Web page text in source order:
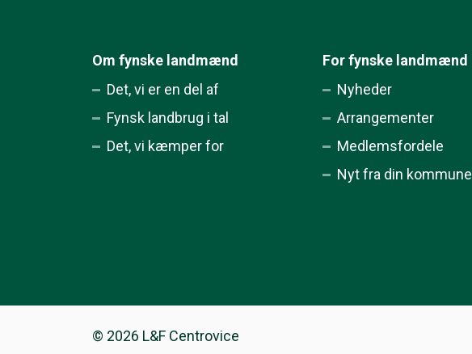
Om fynske landmænd
Det, vi er en del af
Fynsk landbrug i tal
Det, vi kæmper for
For fynske landmænd
Nyheder
Arrangementer
Medlemsfordele
Nyt fra din kommune
© 2026 L&F Centrovice